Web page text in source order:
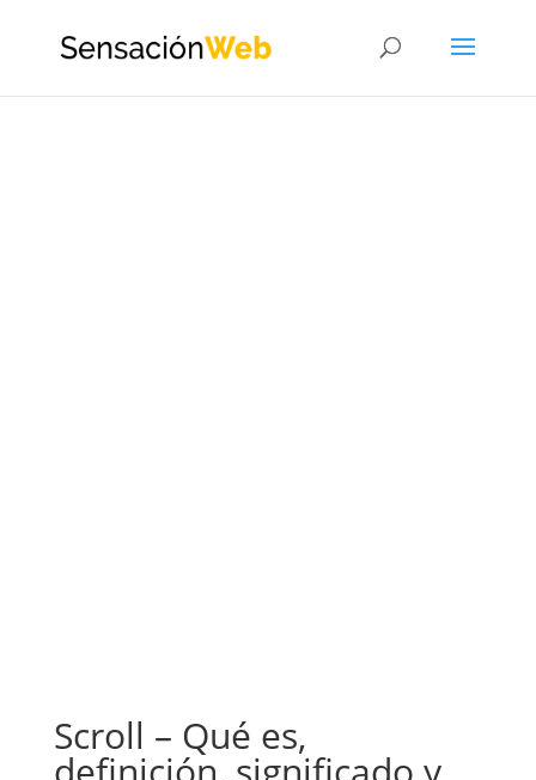
Scroll – Qué es,